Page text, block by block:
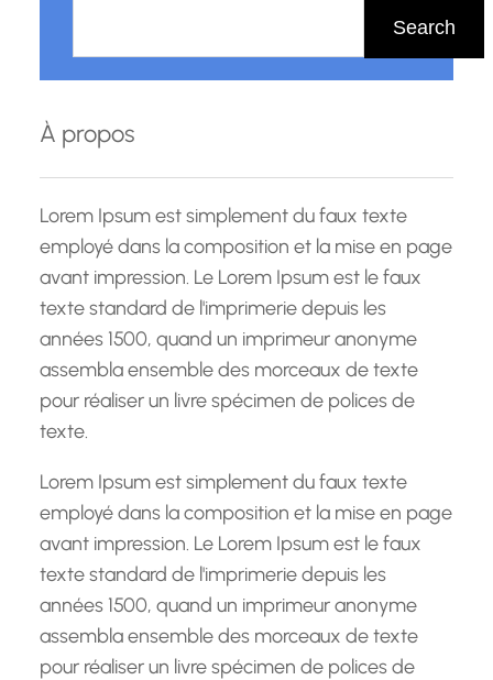
h
r
c
h
Search
À propos
Lorem Ipsum est simplement du faux texte
employé dans la composition et la mise en page
avant impression. Le Lorem Ipsum est le faux
texte standard de l'imprimerie depuis les
années 1500, quand un imprimeur anonyme
assembla ensemble des morceaux de texte
pour réaliser un livre spécimen de polices de
texte.
Lorem Ipsum est simplement du faux texte
employé dans la composition et la mise en page
avant impression. Le Lorem Ipsum est le faux
texte standard de l'imprimerie depuis les
années 1500, quand un imprimeur anonyme
assembla ensemble des morceaux de texte
pour réaliser un livre spécimen de polices de